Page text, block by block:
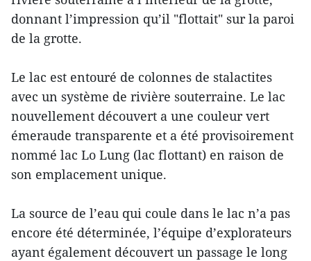
donnant l’impression qu’il "flottait" sur la paroi
de la grotte.
Le lac est entouré de colonnes de stalactites
avec un système de rivière souterraine. Le lac
nouvellement découvert a une couleur vert
émeraude transparente et a été provisoirement
nommé lac Lo Lung (lac flottant) en raison de
son emplacement unique.
La source de l’eau qui coule dans le lac n’a pas
encore été déterminée, l’équipe d’explorateurs
ayant également découvert un passage le long